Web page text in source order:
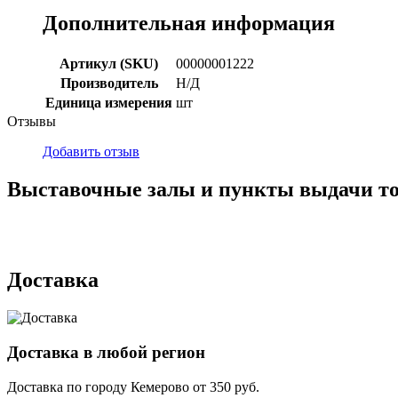
Дополнительная информация
Артикул (SKU)
00000001222
Производитель
Н/Д
Единица измерения шт
Отзывы
Добавить отзыв
Выставочные залы и пункты выдачи
Доставка
Доставка в любой регион
Доставка по городу Кемерово от 350 руб.